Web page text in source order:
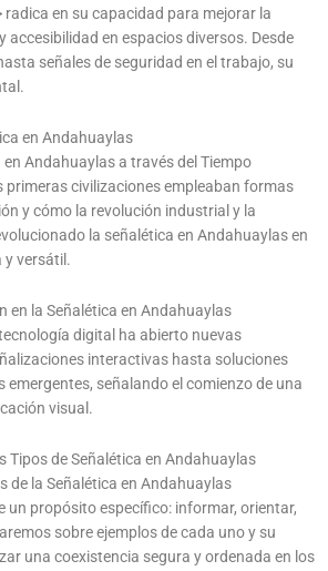
en su capacidad para mejorar la
accesibilidad en espacios diversos. Desde
señales de seguridad en el trabajo, su
en Andahuaylas
en Andahuaylas a través del Tiempo
primeras civilizaciones empleaban formas
y cómo la revolución industrial y la
la señalética en Andahuaylas en
y versátil.
en la Señalética en Andahuaylas
digital ha abierto nuevas
interactivas hasta soluciones
emergentes, señalando el comienzo de una
visual.
Tipos de Señalética en Andahuaylas
de la Señalética en Andahuaylas
un propósito específico: informar, orientar,
sobre ejemplos de cada uno y su
una coexistencia segura y ordenada en los